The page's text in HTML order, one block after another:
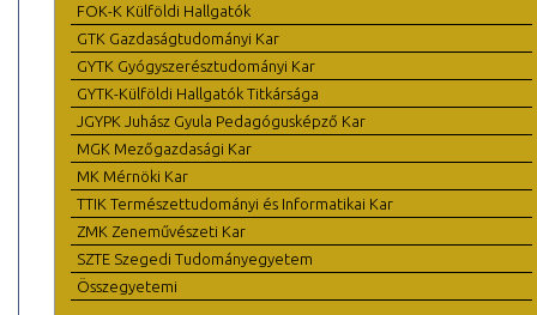
FOK-K Külföldi Hallgatók
GTK Gazdaságtudományi Kar
GYTK Gyógyszerésztudományi Kar
GYTK-Külföldi Hallgatók Titkársága
JGYPK Juhász Gyula Pedagógusképző Kar
MGK Mezőgazdasági Kar
MK Mérnöki Kar
TTIK Természettudományi és Informatikai Kar
ZMK Zeneművészeti Kar
SZTE Szegedi Tudományegyetem
Összegyetemi